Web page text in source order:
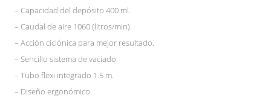
– Capacidad del depósito 400 ml.
– Caudal de aire 1060 (litros/min).
– Acción ciclónica para mejor resultado.
– Sencillo sistema de vaciado.
– Tubo flexi integrado 1.5 m.
– Diseño ergonómico.